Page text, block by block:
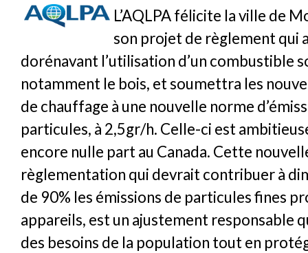
L’AQLPA félicite la ville de
son projet de règlement qui
dorénavant l’utilisation d’un combustible
notamment le bois, et soumettra les
de chauffage à une nouvelle norme
particules, à 2,5gr/h. Celle-ci est
encore nulle part au Canada. Cette
règlementation qui devrait contribuer à
de 90% les émissions de particules fines
appareils, est un ajustement responsable
des besoins de la population tout en